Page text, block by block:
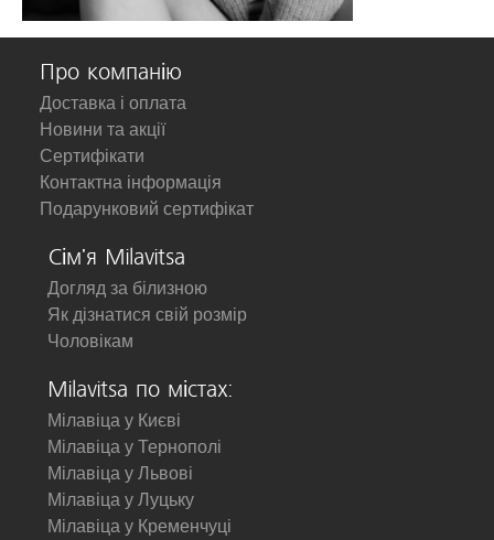
Про компанію
Доставка і оплата
Новини та акції
Сертифікати
Контактна інформація
Подарунковий сертифікат
Сім'я Milavitsa
Догляд за білизною
Як дізнатися свій розмір
Чоловікам
Milavitsa по містах:
Мілавіца у Києві
Мілавіца у Тернополі
Мілавіца у Львові
Мілавіца у Луцьку
Мілавіца у Кременчуці